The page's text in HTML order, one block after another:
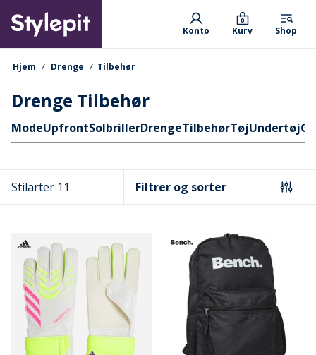
main
content
Primary departments
Konto Kurv
0
Shop
navigationssti
Hjem Drenge Tilbehør
Drenge Tilbehør
Hurtige links
ModeUpfrontSolbrillerDrengeTilbehørTøjUndertøj
Stilarter 11 Filtrer og sorter